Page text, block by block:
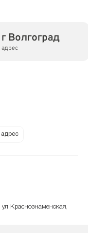
г Волгоград
адрес
адрес
ул Краснознаменская,